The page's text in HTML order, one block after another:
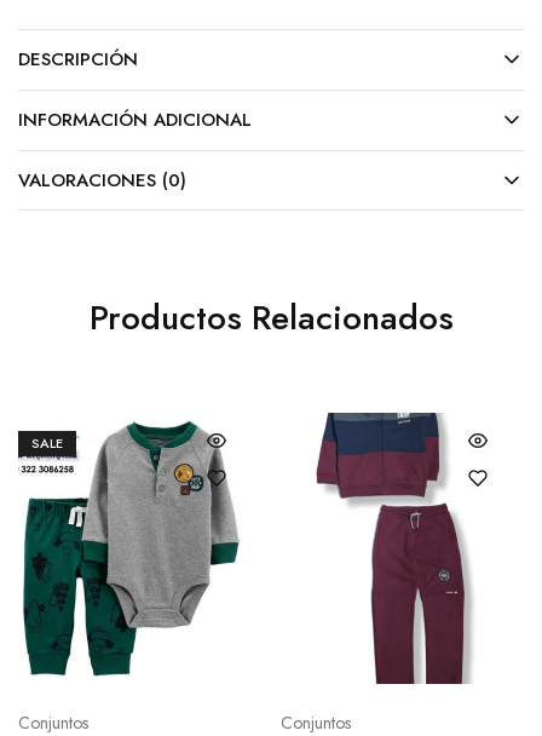
DESCRIPCIÓN
INFORMACIÓN ADICIONAL
VALORACIONES (0)
Productos Relacionados
SALE
Conjuntos Conjuntos